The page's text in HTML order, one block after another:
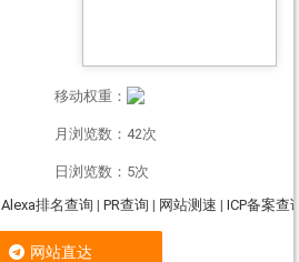
移动权重：
月浏览数：42次
日浏览数：5次
Alexa排名查询 | PR查询 | 网站测速 | ICP备案查
网站直达